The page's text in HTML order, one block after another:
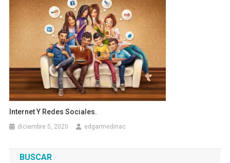
Internet Y Redes Sociales.
diciembre 5, 2020 edgarmedinac
BUSCAR